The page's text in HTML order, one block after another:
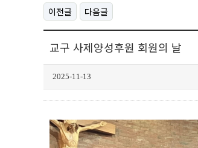
이전글 다음글
교구 사제양성후원 회원의 날
2025-11-13